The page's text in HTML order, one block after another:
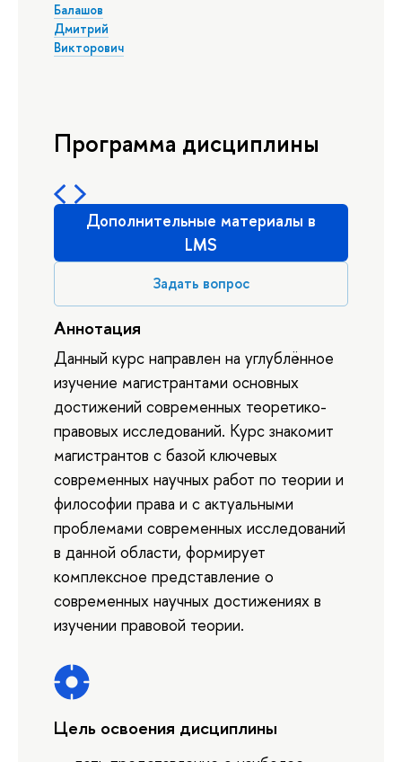
Балашов
Дмитрий
Викторович
Программа дисциплины
Дополнительные материалы в
LMS
Задать вопрос
Аннотация
Данный курс направлен на углублённое
изучение магистрантами основных
достижений современных теоретико-
правовых исследований. Курс знакомит
магистрантов с базой ключевых
современных научных работ по теории и
философии права и с актуальными
проблемами современных исследований
в данной области, формирует
комплексное представление о
современных научных достижениях в
изучении правовой теории.
Цель освоения дисциплины